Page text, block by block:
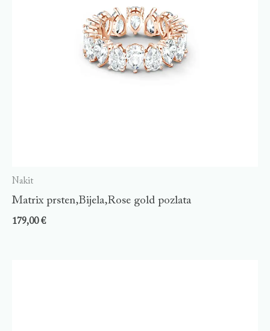
Nakit
Matrix prsten,Bijela,Rose gold pozlata
179,00€